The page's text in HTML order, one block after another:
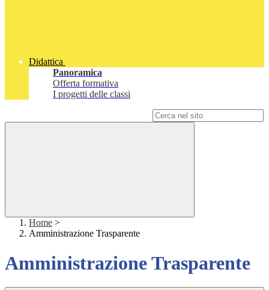
Didattica
Panoramica
Offerta formativa
I progetti delle classi
Home >
Amministrazione Trasparente
Amministrazione Trasparente